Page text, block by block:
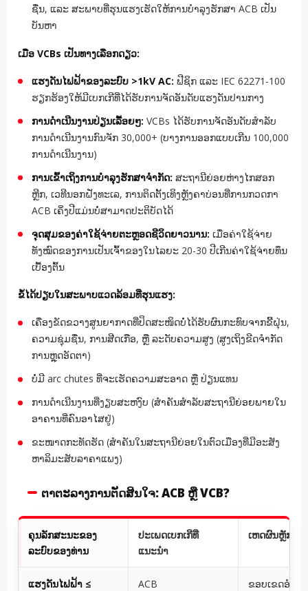
ຊື່ນ, ແລະ ສະພາບທີ່ຮຸນແຮງເຮັດໃຫ້ການບຳລຸງຮັກສາ ACB ເປັນ
ບັນຫາ
ເມື່ອ VCBs ເປັນທາງເລືອກດຽວ:
ແຮງດັນໄຟຟ້າຂອງລະບົບ >1kV AC: ຟີຊິກ ແລະ IEC 62271-100
ຮຽກຮ້ອງໃຫ້ມີເບກເກີທີ່ໄດ້ຮັບການຈັດອັນດັບແຮງດັນປານກາງ
ການດຳເນີນງານປ່ຽນເລື້ອຍໆ: VCBs ໄດ້ຮັບການຈັດອັນດັບສຳລັບ
ການດຳເນີນງານກົນຈັກ 30,000+ (ບາງການອອກແບບເກີນ 100,000
ການດຳເນີນງານ)
ການເຂົ້າເຖິງການບຳລຸງຮັກສາຈຳກັດ: ສະຖານີຍ່ອຍຫ່າງໄກສອກ
ຫຼີກ, ເວທີນອກຝັ່ງທະເລ, ການຕິດຕັ້ງເທິງຫຼັງຄາບ່ອນທີ່ການກວດກາ
ACB ເຄິ່ງປີແມ່ນບໍ່ສາມາດປະຕິບັດໄດ້
ຈຸດສຸມຂອງຄ່າໃຊ້ຈ່າຍຕະຫຼອດຊີວິດຍາວນານ: ເມື່ອຄ່າໃຊ້ຈ່າຍ
ທັງໝົດຂອງການເປັນເຈົ້າຂອງໃນໄລຍະ 20-30 ປີເກີນຄ່າໃຊ້ຈ່າຍທຶນ
ເບື້ອງຕົ້ນ
ຂໍ້ໄດ້ປຽບໃນສະພາບແວດລ້ອມທີ່ຮຸນແຮງ:
ເຄື່ອງຂັດຂວາງສູນຍາກາດທີ່ປິດສະໜິດບໍ່ໄດ້ຮັບຜົນກະທົບຈາກຂີ້ຝຸ່ນ,
ຄວາມຊຸ່ມຊື່ນ, ການສີດເກືອ, ຫຼື ລະດັບຄວາມສູງ (ສູງເຖິງຂີດຈຳກັດ
ການຫຼຸດອັດຕາ)
ບໍ່ມີ arc chutes ທີ່ຈະເຮັດຄວາມສະອາດ ຫຼື ປ່ຽນແທນ
ການດຳເນີນງານທີ່ງຽບສະຫງົບ (ສຳຄັນສຳລັບສະຖານີຍ່ອຍພາຍໃນ
ອາຄານທີ່ຄົນອາໄສຢູ່)
ຂະໜາດກະທັດຮັດ (ສຳຄັນໃນສະຖານີຍ່ອຍໃນຕົວເມືອງທີ່ມີອະສັງ
ຫາລິມະສັບລາຄາແພງ)
ຕາຕະລາງການຕັດສິນໃຈ: ACB ຫຼື VCB?
ຄຸນລັກສະນະຂອງ
ລະບົບຂອງທ່ານ
ປະເພດເບກເກີທີ່
ແນະນຳ
ເຫດຜົນຫຼັກ
ແຮງດັນໄຟຟ້າ ≤
ACB
ຂອບເຂດອຳນ